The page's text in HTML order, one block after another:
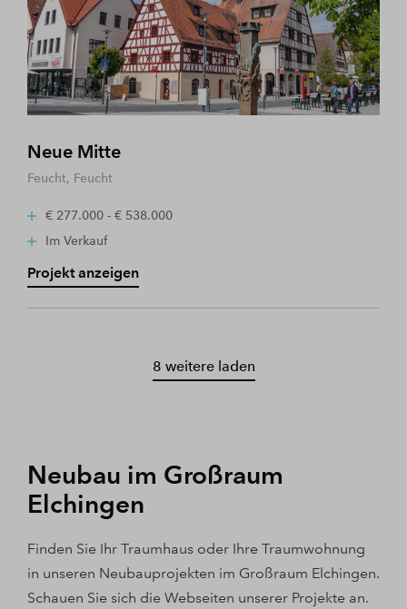
Neue Mitte
Feucht, Feucht
€ 277.000 - € 538.000
Im Verkauf
Projekt anzeigen
8 weitere laden
Neubau im Großraum
Elchingen
Finden Sie Ihr Traumhaus oder Ihre Traumwohnung
in unseren Neubauprojekten im Großraum Elchingen.
Schauen Sie sich die Webseiten unserer Projekte an.